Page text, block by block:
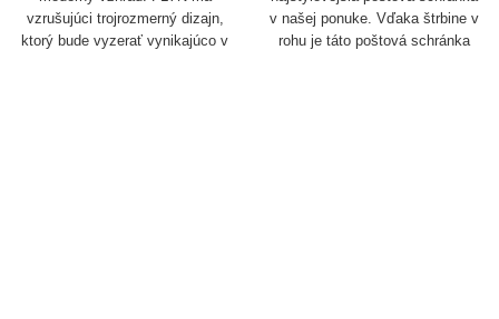
vzrušujúci trojrozmerný dizajn,
ktorý bude vyzerať vynikajúco v
v našej ponuke. Vďaka štrbine v
rohu je táto poštová schránka